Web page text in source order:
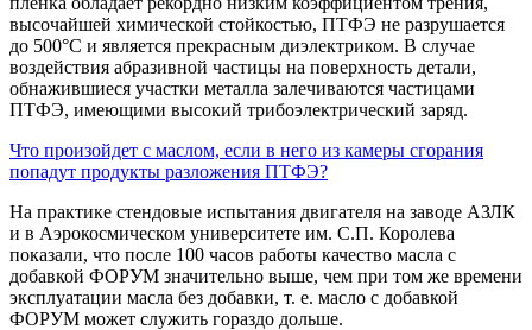
высочайшей химической стойкостью, ПТФЭ не разрушается
до 500°С и является прекрасным диэлектриком. В случае
воздействия абразивной частицы на поверхность детали,
обнажившиеся участки металла залечиваются частицами
ПТФЭ, имеющими высокий трибоэлектрический заряд.
Что произойдет с маслом, если в него из камеры сгорания
попадут продукты разложения ПТФЭ?
На практике стендовые испытания двигателя на заводе АЗЛК
и в Аэрокосмическом университете им. С.П. Королева
показали, что после 100 часов работы качество масла с
добавкой ФОРУМ значительно выше, чем при том же времени
эксплуатации масла без добавки, т. е. масло с добавкой
ФОРУМ может служить гораздо дольше.